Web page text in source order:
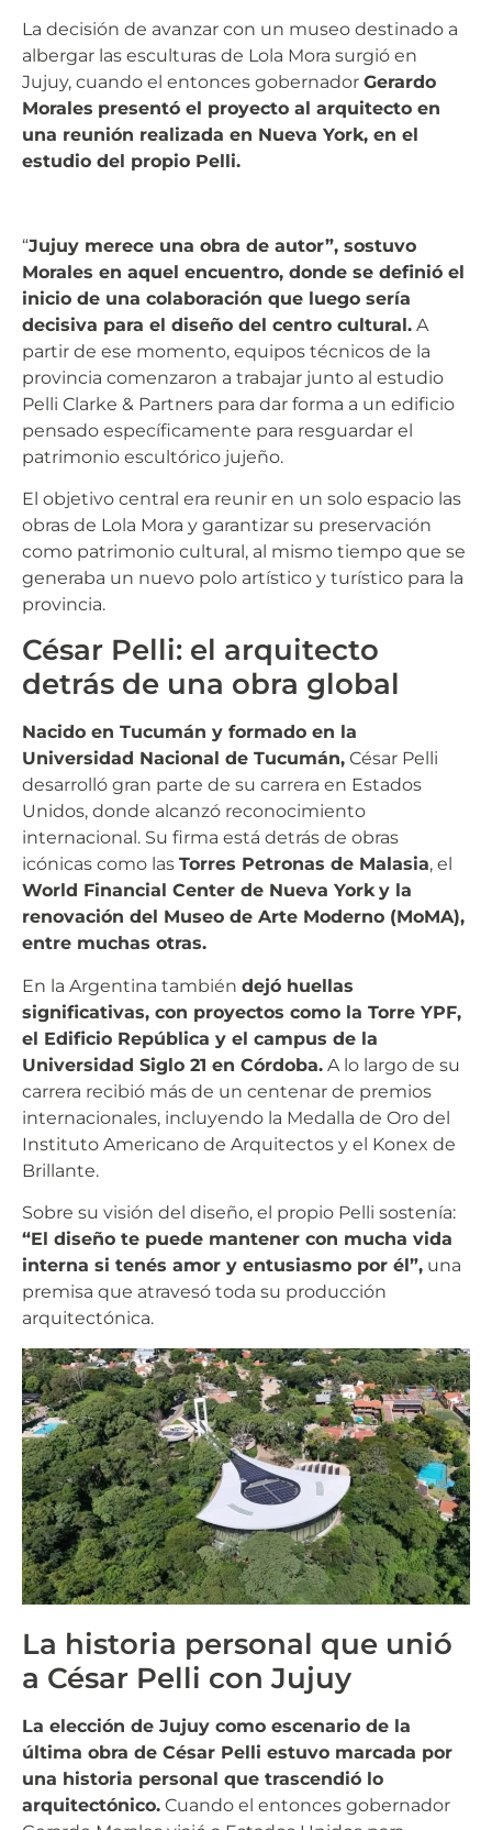
La decisión de avanzar con un museo destinado a
albergar las esculturas de Lola Mora surgió en
Jujuy, cuando el entonces gobernador Gerardo
Morales presentó el proyecto al arquitecto en
una reunión realizada en Nueva York, en el
estudio del propio Pelli.
“Jujuy merece una obra de autor”, sostuvo
Morales en aquel encuentro, donde se definió el
inicio de una colaboración que luego sería
decisiva para el diseño del centro cultural. A
partir de ese momento, equipos técnicos de la
provincia comenzaron a trabajar junto al estudio
Pelli Clarke & Partners para dar forma a un edificio
pensado específicamente para resguardar el
patrimonio escultórico jujeño.
El objetivo central era reunir en un solo espacio las
obras de Lola Mora y garantizar su preservación
como patrimonio cultural, al mismo tiempo que se
generaba un nuevo polo artístico y turístico para la
provincia.
César Pelli: el arquitecto
detrás de una obra global
Nacido en Tucumán y formado en la
Universidad Nacional de Tucumán, César Pelli
desarrolló gran parte de su carrera en Estados
Unidos, donde alcanzó reconocimiento
internacional. Su firma está detrás de obras
icónicas como las Torres Petronas de Malasia, el
World Financial Center de Nueva York y la
renovación del Museo de Arte Moderno (MoMA),
entre muchas otras.
En la Argentina también dejó huellas
significativas, con proyectos como la Torre YPF,
el Edificio República y el campus de la
Universidad Siglo 21 en Córdoba. A lo largo de su
carrera recibió más de un centenar de premios
internacionales, incluyendo la Medalla de Oro del
Instituto Americano de Arquitectos y el Konex de
Brillante.
Sobre su visión del diseño, el propio Pelli sostenía:
“El diseño te puede mantener con mucha vida
interna si tenés amor y entusiasmo por él”, una
premisa que atravesó toda su producción
arquitectónica.
La historia personal que unió
a César Pelli con Jujuy
La elección de Jujuy como escenario de la
última obra de César Pelli estuvo marcada por
una historia personal que trascendió lo
arquitectónico. Cuando el entonces gobernador